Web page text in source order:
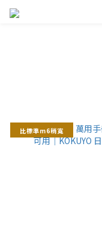
比標準m6稍寬